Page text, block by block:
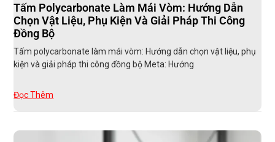
Tấm Polycarbonate Làm Mái Vòm: Hướng Dẫn
Chọn Vật Liệu, Phụ Kiện Và Giải Pháp Thi Công
Đồng Bộ
Tấm polycarbonate làm mái vòm: Hướng dẫn chọn vật liệu, phụ
kiện và giải pháp thi công đồng bộ Meta: Hướng
Đọc Thêm